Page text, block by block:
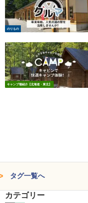
のりもの
キャンプ場紹介【北海道・東北】
タグ一覧へ
カテゴリー